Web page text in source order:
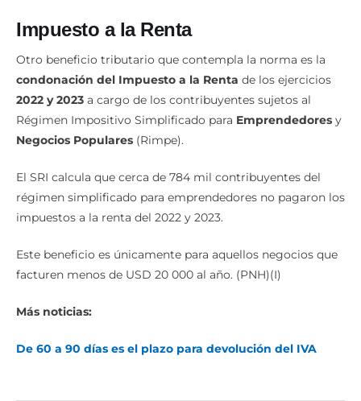
Impuesto a la Renta
Otro beneficio tributario que contempla la norma es la
condonación del Impuesto a la Renta de los ejercicios
2022 y 2023 a cargo de los contribuyentes sujetos al
Régimen Impositivo Simplificado para Emprendedores y
Negocios Populares (Rimpe).
El SRI calcula que cerca de 784 mil contribuyentes del
régimen simplificado para emprendedores no pagaron los
impuestos a la renta del 2022 y 2023.
Este beneficio es únicamente para aquellos negocios que
facturen menos de USD 20 000 al año. (PNH)(I)
Más noticias:
De 60 a 90 días es el plazo para devolución del IVA